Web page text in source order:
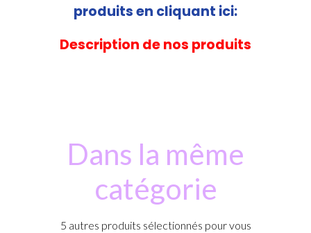
produits en cliquant ici:
Description de nos produits
Dans la même
catégorie
5 autres produits sélectionnés pour vous